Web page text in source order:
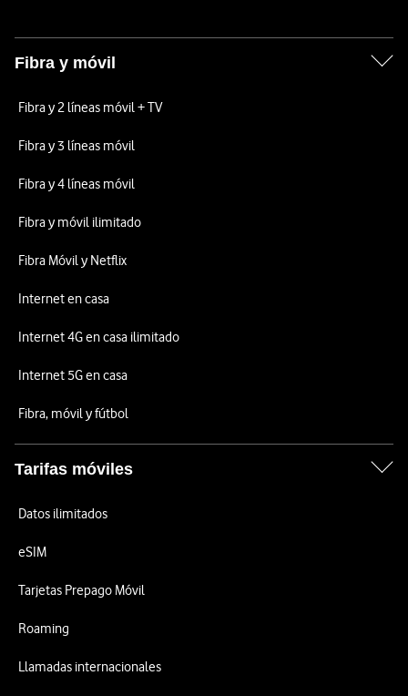
Fibra y móvil
Fibra y 2 líneas móvil + TV
Fibra y 3 líneas móvil
Fibra y 4 líneas móvil
Fibra y móvil ilimitado
Fibra Móvil y Netflix
Internet en casa
Internet 4G en casa ilimitado
Internet 5G en casa
Fibra, móvil y fútbol
Tarifas móviles
Datos ilimitados
eSIM
Tarjetas Prepago Móvil
Roaming
Llamadas internacionales